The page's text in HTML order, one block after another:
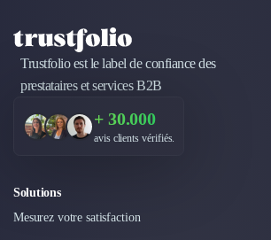
Trustfolio est le label de confiance des
prestataires et services B2B
+ 30.000
avis clients vérifiés.
Solutions
Mesurez votre satisfaction